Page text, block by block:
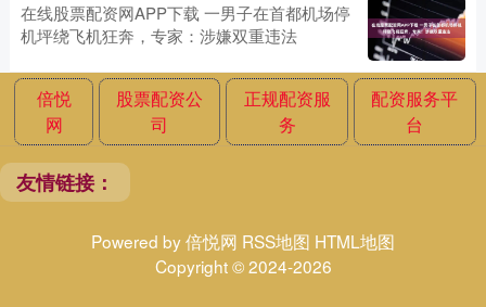
在线股票配资网APP下载 一男子在首都机场停
机坪绕飞机狂奔，专家：涉嫌双重违法
倍悦
网
股票配资公
司
正规配资服
务
配资服务平
台
友情链接：
Powered by倍悦网 RSS地图 HTML地图
Copyright© 2024-2026